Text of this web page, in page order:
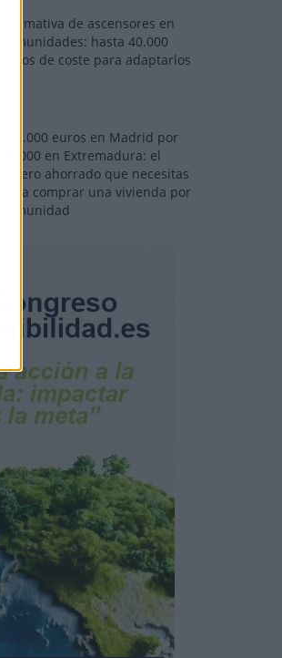
Normativa de ascensores en
comunidades: hasta 40.000
euros de coste para adaptarlos
110.000 euros en Madrid por
31.000 en Extremadura: el
dinero ahorrado que necesitas
para comprar una vivienda por
comunidad